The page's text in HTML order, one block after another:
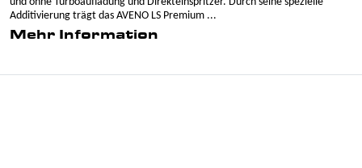
Additivierung trägt das AVENO LS Premium ...
Mehr Information